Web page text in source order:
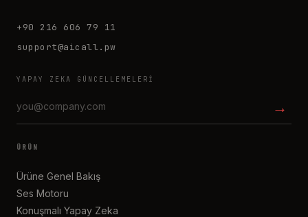
+90 216 606 79 11
support@aicall.pw
YAPAY ZEKA GÜNCELLEMELERI
→
ÜRÜN
Ürüne Genel Bakış
Ses Motoru
Konuşmalı Yapay Zeka